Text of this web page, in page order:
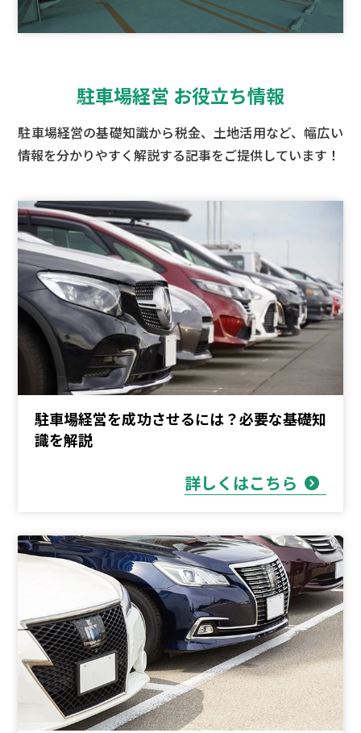
駐車場経営 お役立ち情報
駐車場経営の基礎知識から税金、土地活用など、 幅広い
情報を分かりやすく解説する記事をご提供しています！
駐車場経営を成功させるには？必要な基礎知
識を解説
詳しくはこちら